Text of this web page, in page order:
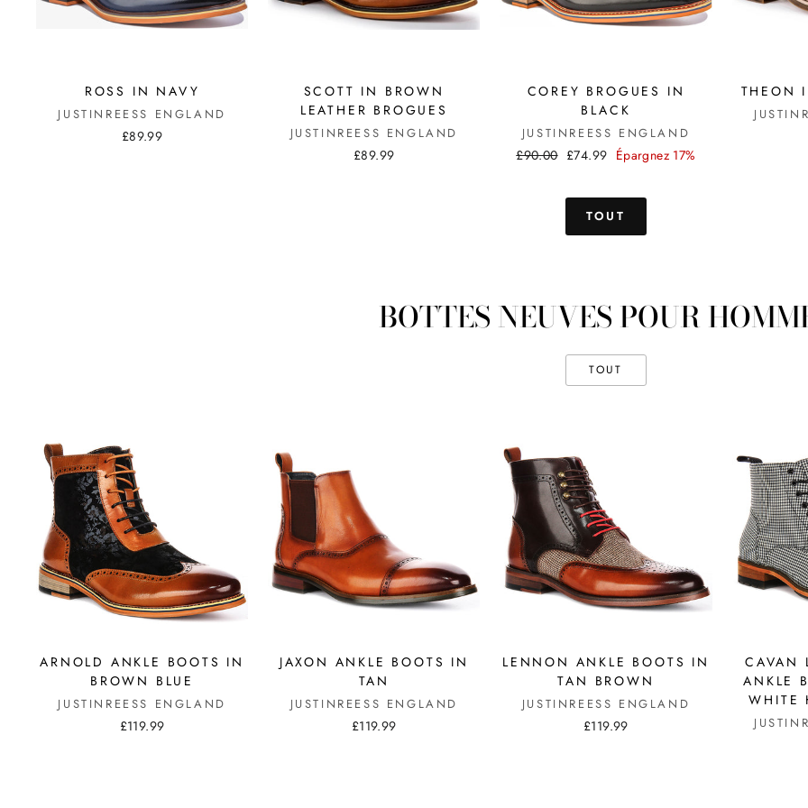
ROSS IN NAVY
JUSTINREESS ENGLAND
£89.99
SCOTT IN BROWN
LEATHER BROGUES
JUSTINREESS ENGLAND
£89.99
COREY BROGUES IN
BLACK
JUSTINREESS ENGLAND
Prix
£90.00 Prix
£74.99 Épargnez 17%
THEON
TOUT
BOTTES NEUVES POUR
TOUT
ARNOLD ANKLE BOOTS IN
BROWN BLUE
JUSTINREESS ENGLAND
£119.99
JAXON ANKLE BOOTS IN
TAN
JUSTINREESS ENGLAND
£119.99
LENNON ANKLE BOOTS IN
TAN BROWN
JUSTINREESS ENGLAND
£119.99
CAVAN
ANKLE
WHITE